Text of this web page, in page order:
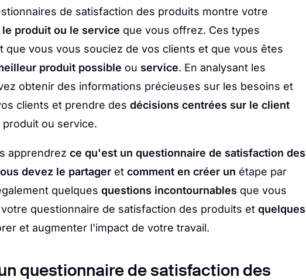
de satisfaction des produits montre votre
produit ou le service que vous offrez. Ces types
que vous vous souciez de vos clients et que vous êtes
produit possible ou service. En analysant les
obtenir des informations précieuses sur les besoins et
clients et prendre des décisions centrées sur le client
ou service.
apprendrez ce qu'est un questionnaire de satisfaction des
devez le partager et comment en créer un étape par
quelques questions incontournables que vous
questionnaire de satisfaction des produits et quelques
et augmenter l'impact de votre travail.
questionnaire de satisfaction des